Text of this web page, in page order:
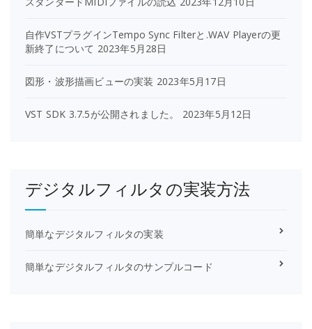
り
自作VSTプラグインTempo Sync Filterと.WAV Playerの更
新終了について 2023年5月28日
図形・波形描画ビューの実装 2023年5月17日
VST SDK 3.7.5が公開されました。 2023年5月12日
デジタルフィルタの実装方法
簡単なデジタルフィルタの実装
簡単なデジタルフィルタのサンプルコード